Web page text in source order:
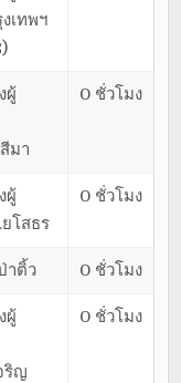
เทพฯ
ผู้
มา
0 ชั่วโมง
ผู้
โสธร
0 ชั่วโมง
าติ้ว 0 ชั่วโมง
ผู้
ริญ
0 ชั่วโมง